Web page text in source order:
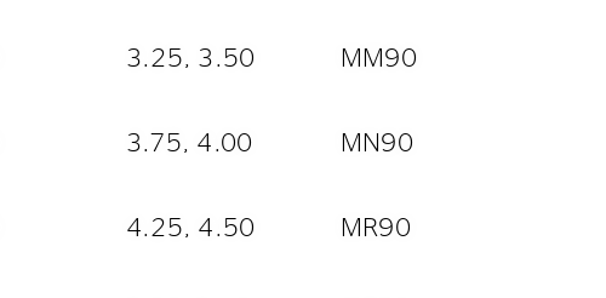
3.25, 3.50 MM90
3.75, 4.00 MN90
4.25, 4.50 MR90